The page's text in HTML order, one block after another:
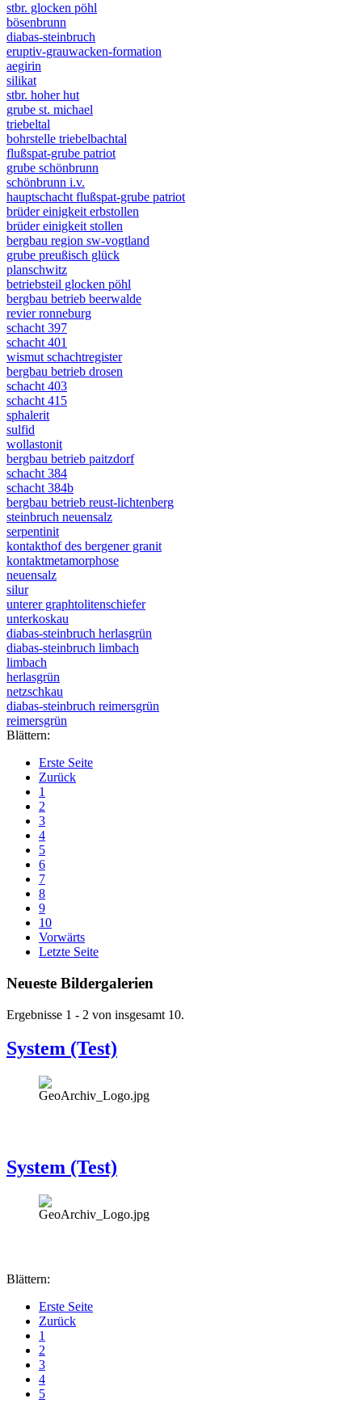
stbr. glocken pöhl
bösenbrunn
diabas-steinbruch
eruptiv-grauwacken-formation
aegirin
silikat
stbr. hoher hut
grube st. michael
triebeltal
bohrstelle triebelbachtal
flußspat-grube patriot
grube schönbrunn
schönbrunn i.v.
hauptschacht flußspat-grube patriot
brüder einigkeit erbstollen
brüder einigkeit stollen
bergbau region sw-vogtland
grube preußisch glück
planschwitz
betriebsteil glocken pöhl
bergbau betrieb beerwalde
revier ronneburg
schacht 397
schacht 401
wismut schachtregister
bergbau betrieb drosen
schacht 403
schacht 415
sphalerit
sulfid
wollastonit
bergbau betrieb paitzdorf
schacht 384
schacht 384b
bergbau betrieb reust-lichtenberg
steinbruch neuensalz
serpentinit
kontakthof des bergener granit
kontaktmetamorphose
neuensalz
silur
unterer graphtolitenschiefer
unterkoskau
diabas-steinbruch herlasgrün
diabas-steinbruch limbach
limbach
herlasgrün
netzschkau
diabas-steinbruch reimersgrün
reimersgrün
Blättern:
Erste Seite
Zurück
1
2
3
4
5
6
7
8
9
10
Vorwärts
Letzte Seite
Neueste Bildergalerien
Ergebnisse 1 - 2 von insgesamt 10.
System (Test)
System (Test)
Blättern:
Erste Seite
Zurück
1
2
3
4
5